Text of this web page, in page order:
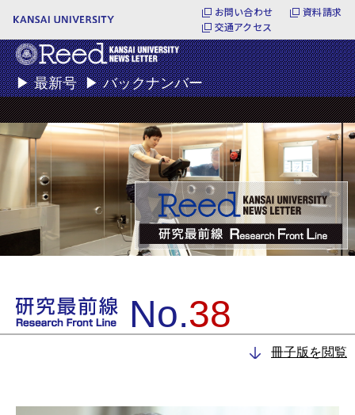
お問い合わせ
資料請求
交通アクセス
▶最新号 ▶バックナンバー
No.38
冊子版を閲覧